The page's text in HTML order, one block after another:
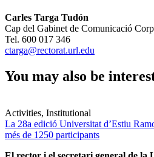
Carles Targa Tudón
Cap del Gabinet de Comunicació
Tel. 600 017 346
ctarga@rectorat.url.edu
You may also be
Activities, Institutional
La 28a edició Universitat d’Estiu
més de 1250 participants